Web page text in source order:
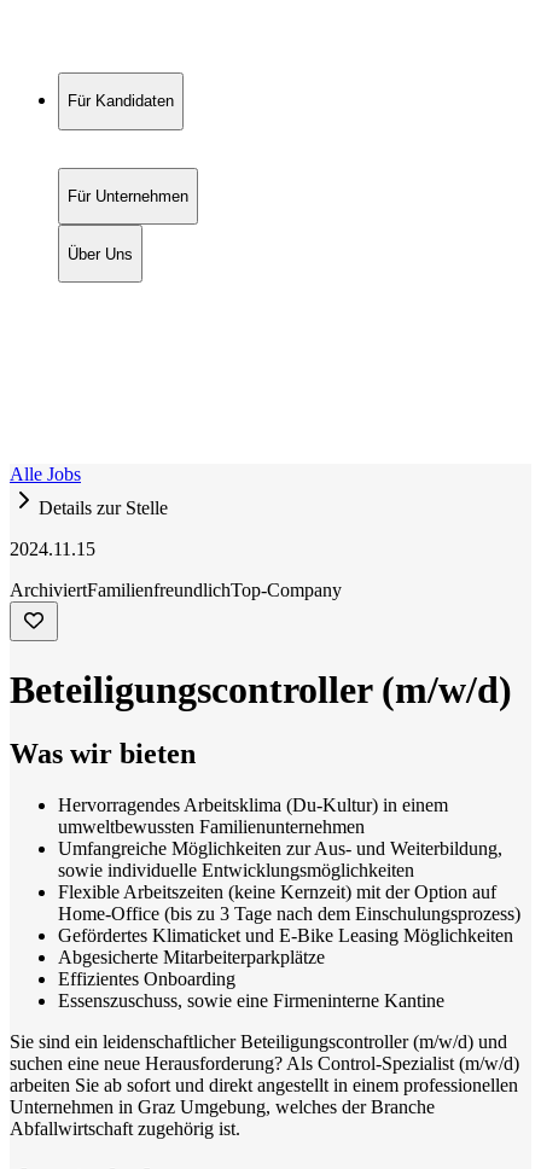
Für Kandidaten
Für Unternehmen
Über Uns
Alle Jobs
Details zur Stelle
2024.11.15
ArchiviertFamilienfreundlichTop-Company
Beteiligungscontroller (m/w/d)
Was wir bieten
Hervorragendes Arbeitsklima (Du-Kultur) in einem
umweltbewussten Familienunternehmen
Umfangreiche Möglichkeiten zur Aus- und Weiterbildung,
sowie individuelle Entwicklungsmöglichkeiten
Flexible Arbeitszeiten (keine Kernzeit) mit der Option auf
Home-Office (bis zu 3 Tage nach dem Einschulungsprozess)
Gefördertes Klimaticket und E-Bike Leasing Möglichkeiten
Abgesicherte Mitarbeiterparkplätze
Effizientes Onboarding
Essenszuschuss, sowie eine Firmeninterne Kantine
Sie sind ein leidenschaftlicher Beteiligungscontroller (m/w/d) und
suchen eine neue Herausforderung? Als Control-Spezialist (m/w/d)
arbeiten Sie ab sofort und direkt angestellt in einem professionellen
Unternehmen in Graz Umgebung, welches der Branche
Abfallwirtschaft zugehörig ist.